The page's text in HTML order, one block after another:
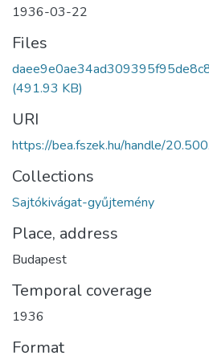
1936-03-22
Files
(491.93 KB)
URI
https://bea.fszek.hu/handle/
Collections
Sajtókivágat-gyűjtemény
Place, address
Budapest
Temporal coverage
1936
Format